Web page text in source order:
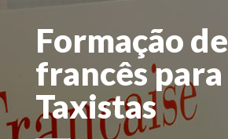
Formação de
francês para
Taxistas